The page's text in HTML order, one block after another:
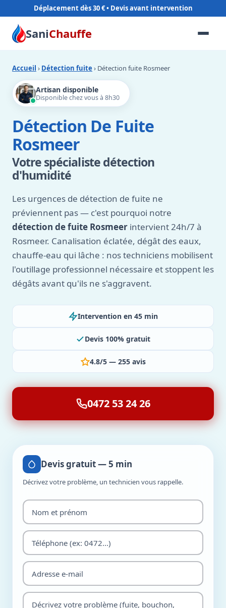
Déplacement dès 30 €
SaniChauffe
Accueil › Détection fuite › Détection fuite Rosmeer
Artisan disponible
Disponible chez vous à 8h30
Détection De Fuite
Rosmeer
Votre spécialiste détection
d'humidité
Les urgences de détection de fuite ne
préviennent pas — c'est pourquoi notre
détection de fuite Rosmeer intervient 24h/7 à
Rosmeer. Canalisation éclatée, dégât des eaux,
chauffe-eau qui lâche : nos techniciens mobilisent
l'outillage professionnel nécessaire et stoppent les
dégâts avant qu'ils ne s'aggravent.
Intervention en 45 min
Devis 100% gratuit
4.8/5 — 255 avis
0472 53 24 26
Devis gratuit — 5 min
Décrivez votre problème, un technicien vous rappelle.